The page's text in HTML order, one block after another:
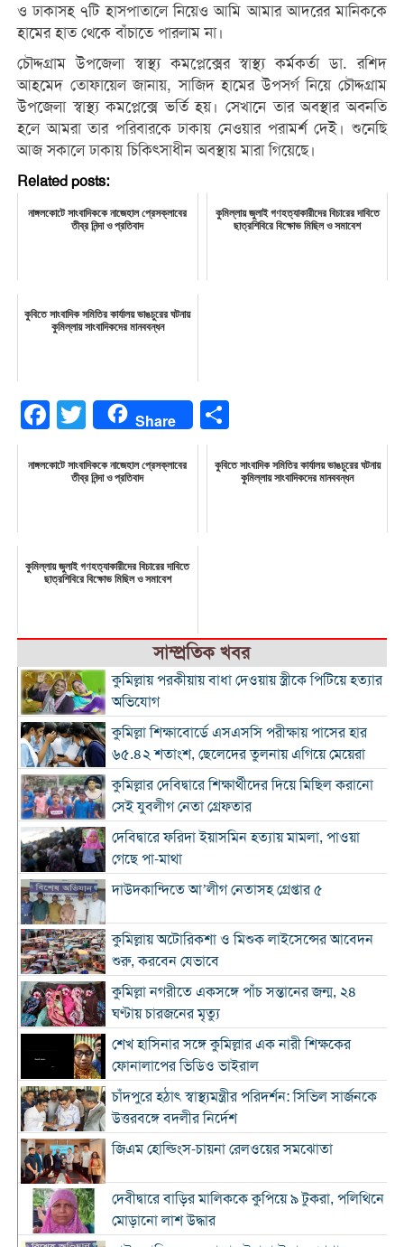
ও ঢাকাসহ ৭টি হাসপাতালে নিয়েও আমি আমার আদরের মানিককে
হামের হাত থেকে বাঁচাতে পারলাম না।
চৌদ্দগ্রাম উপজেলা স্বাস্থ্য কমপ্লেক্সের স্বাস্থ্য কর্মকর্তা ডা. রশিদ
আহমেদ তোফায়েল জানায়, সাজিদ হামের উপসর্গ নিয়ে চৌদ্দগ্রাম
উপজেলা স্বাস্থ্য কমপ্লেক্সে ভর্তি হয়। সেখানে তার অবস্থার অবনতি
হলে আমরা তার পরিবারকে ঢাকায় নেওয়ার পরামর্শ দেই। শুনেছি
আজ সকালে ঢাকায় চিকিৎসাধীন অবস্থায় মারা গিয়েছে।
Related posts:
নাঙ্গলকোটে সাংবাদিককে নাজেহাল প্রেসক্লাবের
তীব্র নিন্দা ও প্রতিবাদ
কুমিল্লায় জুলাই গণহত্যাকারীদের বিচারের দাবিতে
ছাত্রশিবিরে বিক্ষোভ মিছিল ও সমাবেশ
কুবিতে সাংবাদিক সমিতির কার্যালয় ভাঙচুরের ঘটনায়
কুমিল্লায় সাংবাদিকদের মানববন্ধন
Facebook
Twitter Share
নাঙ্গলকোটে সাংবাদিককে নাজেহাল প্রেসক্লাবের
তীব্র নিন্দা ও প্রতিবাদ
কুবিতে সাংবাদিক সমিতির কার্যালয় ভাঙচুরের ঘটনায়
কুমিল্লায় সাংবাদিকদের মানববন্ধন
কুমিল্লায় জুলাই গণহত্যাকারীদের বিচারের দাবিতে
ছাত্রশিবিরে বিক্ষোভ মিছিল ও সমাবেশ
সাম্প্রতিক খবর
কুমিল্লায় পরকীয়ায় বাধা দেওয়ায় স্ত্রীকে পিটিয়ে হত্যার
অভিযোগ
কুমিল্লা শিক্ষাবোর্ডে এসএসসি পরীক্ষায় পাসের হার
৬৫.৪২ শতাংশ, ছেলেদের তুলনায় এগিয়ে মেয়েরা
কুমিল্লার দেবিদ্বারে শিক্ষার্থীদের দিয়ে মিছিল করানো
সেই যুবলীগ নেতা গ্রেফতার
দেবিদ্বারে ফরিদা ইয়াসমিন হত্যায় মামলা, পাওয়া
গেছে পা-মাথা
দাউদকান্দিতে আ’লীগ নেতাসহ গ্রেপ্তার ৫
কুমিল্লায় অটোরিকশা ও মিশুক লাইসেন্সের আবেদন
শুরু, করবেন যেভাবে
কুমিল্লা নগরীতে একসঙ্গে পাঁচ সন্তানের জন্ম, ২৪
ঘণ্টায় চারজনের মৃত্যু
শেখ হাসিনার সঙ্গে কুমিল্লার এক নারী শিক্ষকের
ফোনালাপের ভিডিও ভাইরাল
চাঁদপুরে হঠাৎ স্বাস্থ্যমন্ত্রীর পরিদর্শন: সিভিল সার্জনকে
উত্তরবঙ্গে বদলীর নির্দেশ
জিএম হোল্ডিংস-চায়না রেলওয়ের সমঝোতা
দেবীদ্বারে বাড়ির মালিককে কুপিয়ে ৯ টুকরা, পলিথিনে
মোড়ানো লাশ উদ্ধার